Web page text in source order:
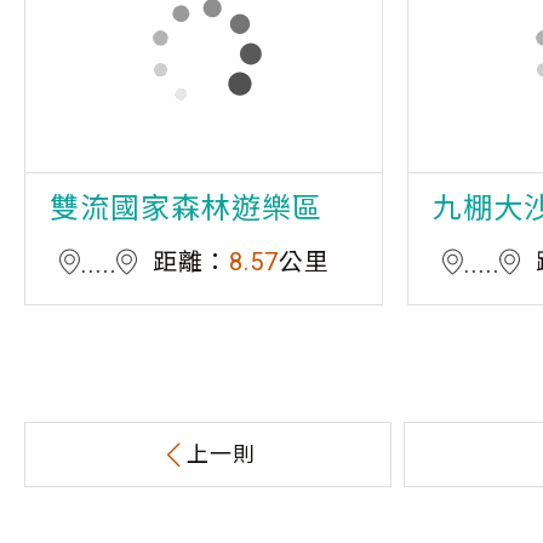
雙流國家森林遊樂區
距離： 8.57公里
九棚大
上一則